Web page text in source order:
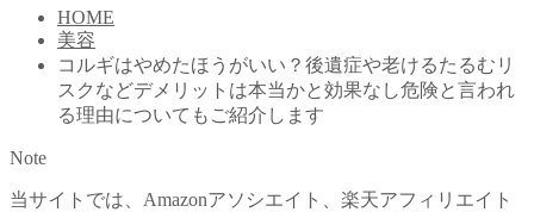
HOME
美容
コルギはやめたほうがいい？後遺症や老けるたるむリ
スクなどデメリットは本当かと効果なし危険と言われ
る理由についてもご紹介します
Note
当サイトでは、Amazonアソシエイト、楽天アフィリエイト